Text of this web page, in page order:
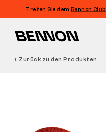
Treten Sie dem Bennon Club
Zurück zu den Produkten